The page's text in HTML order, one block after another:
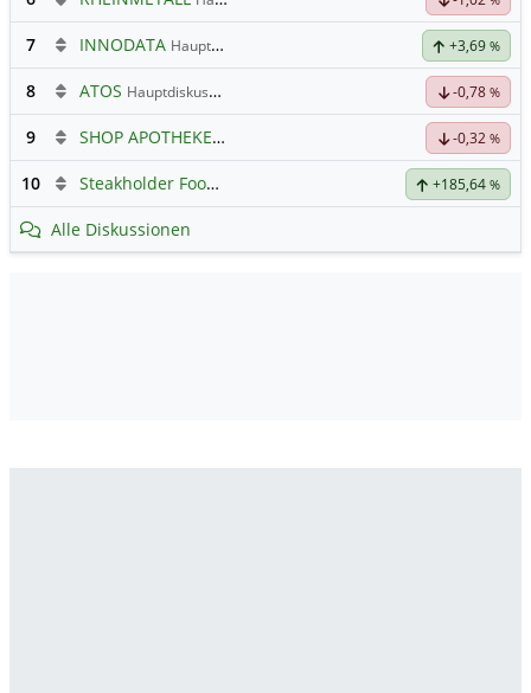
7 INNODATA Hauptdiskussion +3,69 %
8 ATOS Hauptdiskussion -0,78 %
9 SHOP APOTHEKE EUROPE INH. -0,32 %
10 Steakholder Foods Ltd. +185,64 %
Alle Diskussionen